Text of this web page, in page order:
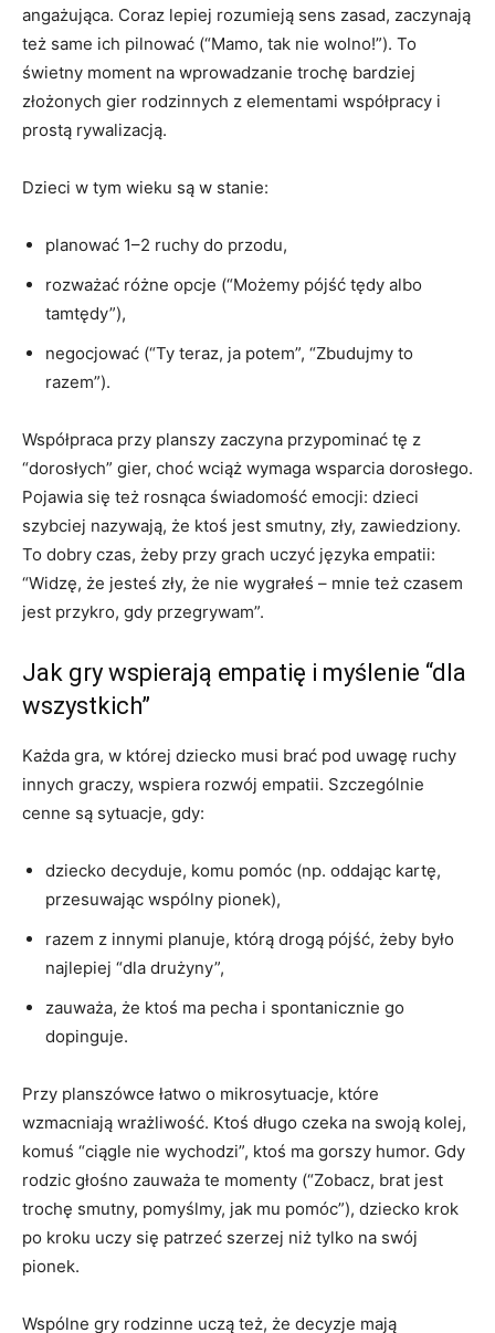
angażująca. Coraz lepiej rozumieją sens zasad, zaczynają
też same ich pilnować (“Mamo, tak nie wolno!”). To
świetny moment na wprowadzanie trochę bardziej
złożonych gier rodzinnych z elementami współpracy i
prostą rywalizacją.
Dzieci w tym wieku są w stanie:
planować 1–2 ruchy do przodu,
rozważać różne opcje (“Możemy pójść tędy albo
tamtędy”),
negocjować (“Ty teraz, ja potem”, “Zbudujmy to
razem”).
Współpraca przy planszy zaczyna przypominać tę z
“dorosłych” gier, choć wciąż wymaga wsparcia dorosłego.
Pojawia się też rosnąca świadomość emocji: dzieci
szybciej nazywają, że ktoś jest smutny, zły, zawiedziony.
To dobry czas, żeby przy grach uczyć języka empatii:
“Widzę, że jesteś zły, że nie wygrałeś – mnie też czasem
jest przykro, gdy przegrywam”.
Jak gry wspierają empatię i myślenie “dla
wszystkich”
Każda gra, w której dziecko musi brać pod uwagę ruchy
innych graczy, wspiera rozwój empatii. Szczególnie
cenne są sytuacje, gdy:
dziecko decyduje, komu pomóc (np. oddając kartę,
przesuwając wspólny pionek),
razem z innymi planuje, którą drogą pójść, żeby było
najlepiej “dla drużyny”,
zauważa, że ktoś ma pecha i spontanicznie go
dopinguje.
Przy planszówce łatwo o mikrosytuacje, które
wzmacniają wrażliwość. Ktoś długo czeka na swoją kolej,
komuś “ciągle nie wychodzi”, ktoś ma gorszy humor. Gdy
rodzic głośno zauważa te momenty (“Zobacz, brat jest
trochę smutny, pomyślmy, jak mu pomóc”), dziecko krok
po kroku uczy się patrzeć szerzej niż tylko na swój
pionek.
Wspólne gry rodzinne uczą też, że decyzje mają